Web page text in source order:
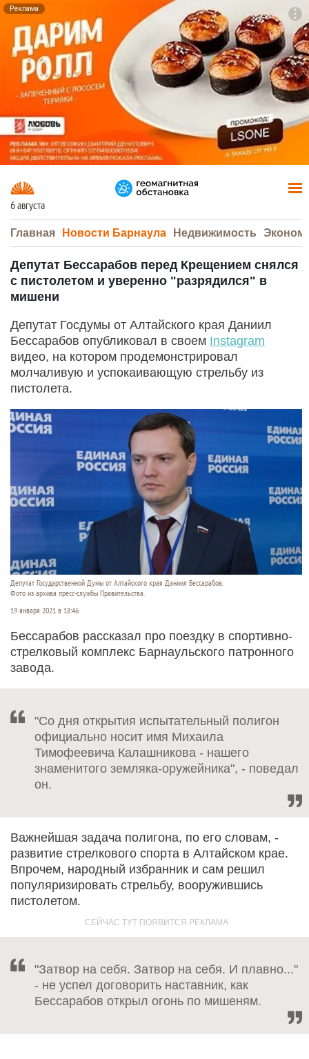
Реклама
6 августа
Главная Новости Барнаула Недвижимость
Депутат Бессарабов перед Крещением снялся
с пистолетом и уверенно "разрядился" в
мишени
Депутат Госдумы от Алтайского края Даниил
Бессарабов опубликовал в своем Instagram
видео, на котором продемонстрировал
молчаливую и успокаивающую стрельбу из
пистолета.
Депутат Государственной Думы от Алтайского края Даниил Бессарабов.
Фото из архива пресс-службы Правительства.
19 января 2021 в 18:46
Бессарабов рассказал про поездку в спортивно-
стрелковый комплекс Барнаульского патронного
завода.
"Со дня открытия испытательный полигон
официально носит имя Михаила
Тимофеевича Калашникова - нашего
знаменитого земляка-оружейника", - поведал
он.
Важнейшая задача полигона, по его словам, -
развитие стрелкового спорта в Алтайском крае.
Впрочем, народный избранник и сам решил
популяризировать стрельбу, вооружившись
пистолетом.
"Затвор на себя. Затвор на себя. И плавно..."
- не успел договорить наставник, как
Бессарабов открыл огонь по мишеням.